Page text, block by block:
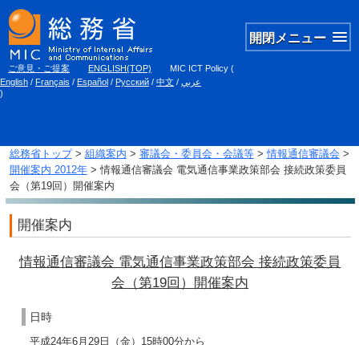
開閉メニュー
ご意見・ご提案 ENGLISH(TOP) MIC ICT Policy (
English / Français / Español / Русский / 中文 / عربي
)
総務省トップ> 組織案内 > 審議会・委員会・会議等>情報通信審議会 >
開催案内 2012年> 情報通信審議会 電気通信事業政策部会 接続政策委員
会（第19回）開催案内
開催案内
情報通信審議会 電気通信事業政策部会 接続政策委員
会（第19回）開催案内
日時
平成24年6月29日（金）15時00分から